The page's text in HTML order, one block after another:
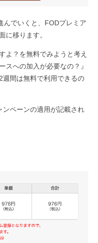
んでいくと、FODプレミア
に移ります。
よ？を無料でみようと考え
スへの加入が必要なの？』
週間は無料で利用できるの
ペーンの適用が記載され